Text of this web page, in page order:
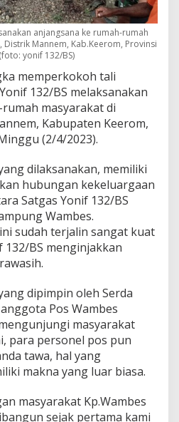
W
anjangsana ke rumah-rumah
Mannem, Kab.Keerom, Provinsi
yonif 132/BS)
memperkokoh tali
132/BS melaksanakan
masyarakat di
Kabupaten Keerom,
(2/4/2023).
dilaksanakan, memiliki
hubungan kekeluargaan
Satgas Yonif 132/BS
Wambes.
sudah terjalin sangat kuat
132/BS menginjakkan
dipimpin oleh Serda
Pos Wambes
masyarakat
para personel pos pun
tawa, hal yang
makna yang luar biasa.
masyarakat Kp.Wambes
sejak pertama kami